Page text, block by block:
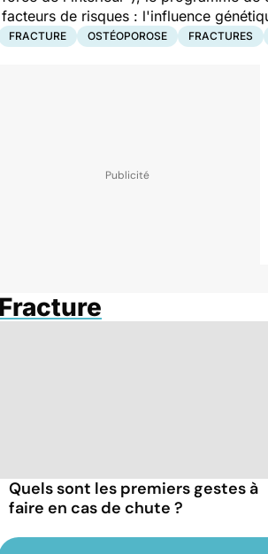
facteurs de risques : l'influence
FRACTURE OSTÉOPOROSE FRACTURES
Fracture
Quels sont les premiers gestes à
faire en cas de chute ?